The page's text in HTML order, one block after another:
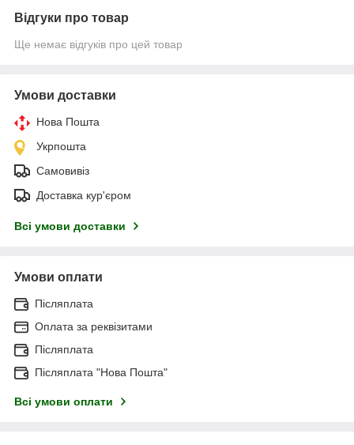
Відгуки про товар
Ще немає відгуків про цей товар
Умови доставки
Нова Пошта
Укрпошта
Самовивіз
Доставка кур'єром
Всі умови доставки
Умови оплати
Післяплата
Оплата за реквізитами
Післяплата
Післяплата "Нова Пошта"
Всі умови оплати